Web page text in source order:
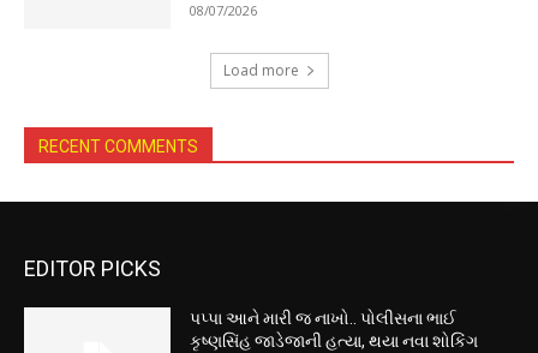
08/07/2026
Load more
RECENT COMMENTS
EDITOR PICKS
પપ્પા આને મારી જ નાખો.. પોલીસના ભાઈ
કૃષ્ણસિંહ જાડેજાની હત્યા, થયા નવા શોકિંગ